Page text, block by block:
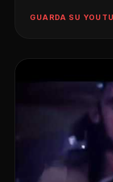
GUARDA SU